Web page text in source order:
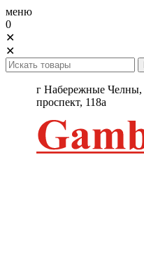
меню
0
✕
✕
г Набережные Челны,
проспект, 118а